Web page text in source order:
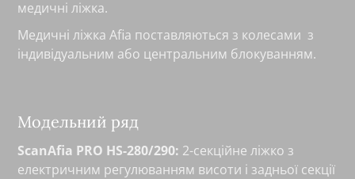
медичні ліжка.
Медичні ліжка Afia поставляються з колесами з
індивідуальним або центральним блокуванням.
Модельний ряд
ScanAfia PRO HS-280/290: 2-секційне ліжко з
електричним регулюванням висоти і задньої секції